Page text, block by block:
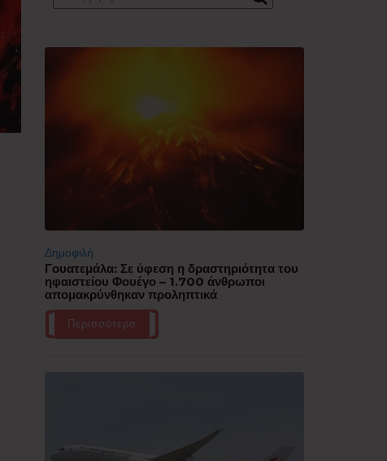
Δημοφιλή
Γουατεμάλα: Σε ύφεση η δραστηριότητα του
ηφαιστείου Φουέγο – 1.700 άνθρωποι
απομακρύνθηκαν προληπτικά
Περισσότερα